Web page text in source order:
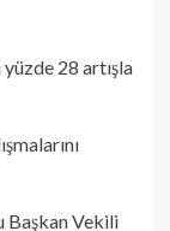
28 artışla
Başkan Vekili